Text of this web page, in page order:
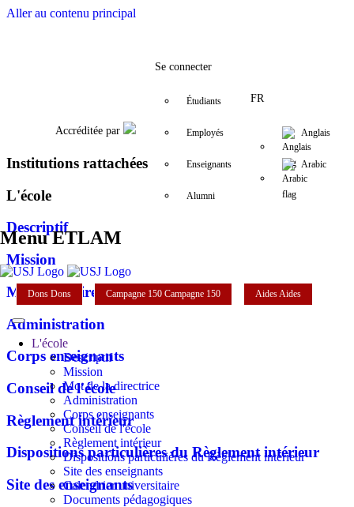
Aller au contenu principal
FacebookTwitter
Accréditée par
Se connecter
Étudiants
Employés
Enseignants
Alumni
FR
Anglais
Arabic
Menu ETLAM
Dons Dons Campagne 150 Campagne 150 AidesAides
L'école
Descriptif
Mission
Mot de la directrice
Administration
Corps enseignants
Conseil de l'école
Règlement intérieur
Dispositions particulières du Règlement intérieur
Site des enseignants
Calendrier universitaire
Documents pédagogiques
Institutions rattachées
L'école
Descriptif
Mission
Mot de la directrice
Administration
Corps enseignants
Conseil de l'école
Règlement intérieur
Dispositions particulières du Règlement intérieur
Site des enseignants